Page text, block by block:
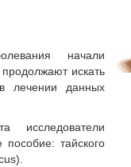
начали
искать
лечении данных
исследователи
тайского